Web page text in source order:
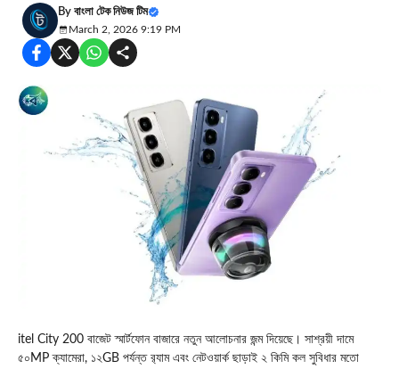
By বাংলা টেক নিউজ টিম
March 2, 2026 9:19 PM
itel City 200 বাজেট স্মার্টফোন বাজারে নতুন আলোচনার জন্ম দিয়েছে। সাশ্রয়ী দামে
৫০MP ক্যামেরা, ১২GB পর্যন্ত র‍্যাম এবং নেটওয়ার্ক ছাড়াই ২ কিমি কল সুবিধার মতো